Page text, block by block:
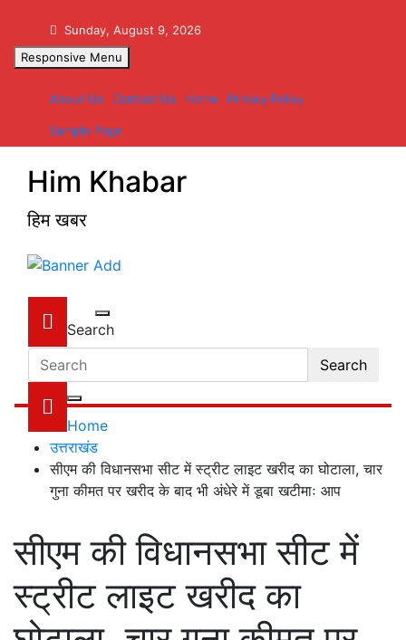
content
Sunday, August 9, 2026
Responsive Menu
About Us Contact Us Home Privacy Policy
Sample Page
Him Khabar
हिम खबर
Search
Search
Home
उत्तराखंड
सीएम की विधानसभा सीट में स्ट्रीट लाइट खरीद का घोटाला, चार
गुना कीमत पर खरीद के बाद भी अंधेरे में डूबा खटीमाः आप
सीएम की विधानसभा सीट में
स्ट्रीट लाइट खरीद का